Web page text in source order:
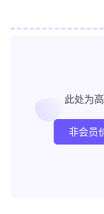
此处为
非会员